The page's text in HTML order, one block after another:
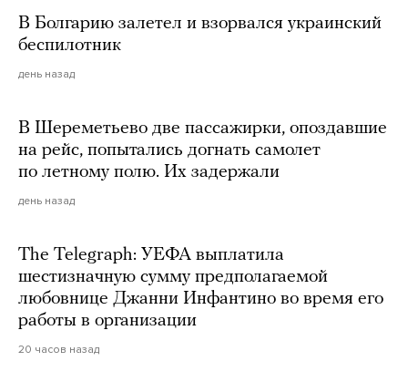
В Болгарию залетел и взорвался украинский
беспилотник
день назад
В Шереметьево две пассажирки, опоздавшие
на рейс, попытались догнать самолет
по летному полю. Их задержали
день назад
The Telegraph: УЕФА выплатила
шестизначную сумму предполагаемой
любовнице Джанни Инфантино во время его
работы в организации
20 часов назад